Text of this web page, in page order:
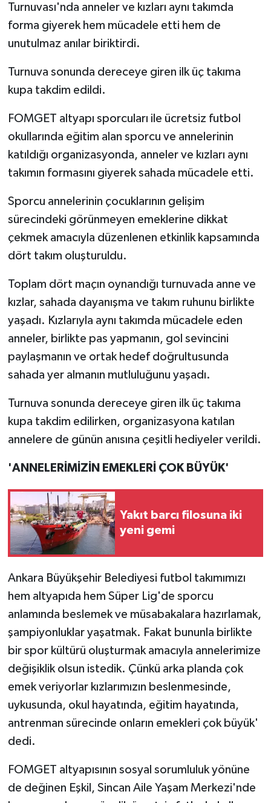
Turnuvası'nda anneler ve kızları aynı takımda
forma giyerek hem mücadele etti hem de
unutulmaz anılar biriktirdi.
Turnuva sonunda dereceye giren ilk üç takıma
kupa takdim edildi.
FOMGET altyapı sporcuları ile ücretsiz futbol
okullarında eğitim alan sporcu ve annelerinin
katıldığı organizasyonda, anneler ve kızları aynı
takımın formasını giyerek sahada mücadele etti.
Sporcu annelerinin çocuklarının gelişim
sürecindeki görünmeyen emeklerine dikkat
çekmek amacıyla düzenlenen etkinlik kapsamında
dört takım oluşturuldu.
Toplam dört maçın oynandığı turnuvada anne ve
kızlar, sahada dayanışma ve takım ruhunu birlikte
yaşadı. Kızlarıyla aynı takımda mücadele eden
anneler, birlikte pas yapmanın, gol sevincini
paylaşmanın ve ortak hedef doğrultusunda
sahada yer almanın mutluluğunu yaşadı.
Turnuva sonunda dereceye giren ilk üç takıma
kupa takdim edilirken, organizasyona katılan
annelere de günün anısına çeşitli hediyeler verildi.
'ANNELERİMİZİN EMEKLERİ ÇOK BÜYÜK'
Yakıt barcı filosuna iki
yeni gemi
Ankara Büyükşehir Belediyesi futbol takımımızı
hem altyapıda hem Süper Lig'de sporcu
anlamında beslemek ve müsabakalara hazırlamak,
şampiyonluklar yaşatmak. Fakat bununla birlikte
bir spor kültürü oluşturmak amacıyla annelerimize
değişiklik olsun istedik. Çünkü arka planda çok
emek veriyorlar kızlarımızın beslenmesinde,
uykusunda, okul hayatında, eğitim hayatında,
antrenman sürecinde onların emekleri çok büyük'
dedi.
FOMGET altyapısının sosyal sorumluluk yönüne
de değinen Eşkil, Sincan Aile Yaşam Merkezi'nde